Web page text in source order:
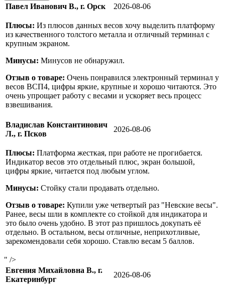
Павел Иванович В., г. Орск 2026-08-06
Плюсы: Из плюсов данных весов хочу выделить платформу
из качественного толстого металла и отличный терминал с
крупным экраном.
Минусы: Минусов не обнаружил.
Отзыв о товаре: Очень понравился электронный терминал у
весов ВСП4, цифры яркие, крупные и хорошо читаются. Это
очень упрощает работу с весами и ускоряет весь процесс
взвешивания.
Владислав Константинович
Л., г. Псков
2026-08-06
Плюсы: Платформа жесткая, при работе не прогибается.
Индикатор весов это отдельный плюс, экран большой,
цифры яркие, читается под любым углом.
Минусы: Стойку стали продавать отдельно.
Отзыв о товаре: Купили уже четвертый раз "Невские весы".
Ранее, весы шли в комплекте со стойкой для индикатора и
это было очень удобно. В этот раз пришлось докупать её
отдельно. В остальном, весы отличные, неприхотливые,
зарекомендовали себя хорошо. Ставлю весам 5 баллов.
" />
Евгения Михайловна В., г.
Екатеринбург
2026-08-06